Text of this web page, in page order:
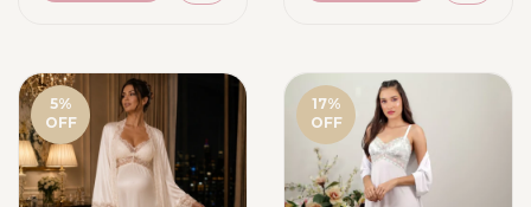
5%
OFF
17%
OFF